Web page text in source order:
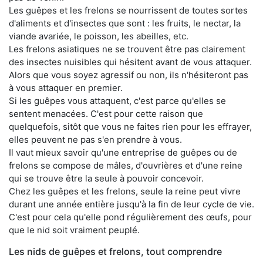
Les guêpes et les frelons se nourrissent de toutes sortes
d'aliments et d'insectes que sont : les fruits, le nectar, la
viande avariée, le poisson, les abeilles, etc.
Les frelons asiatiques ne se trouvent être pas clairement
des insectes nuisibles qui hésitent avant de vous attaquer.
Alors que vous soyez agressif ou non, ils n'hésiteront pas
à vous attaquer en premier.
Si les guêpes vous attaquent, c'est parce qu'elles se
sentent menacées. C'est pour cette raison que
quelquefois, sitôt que vous ne faites rien pour les effrayer,
elles peuvent ne pas s'en prendre à vous.
Il vaut mieux savoir qu'une entreprise de guêpes ou de
frelons se compose de mâles, d'ouvrières et d'une reine
qui se trouve être la seule à pouvoir concevoir.
Chez les guêpes et les frelons, seule la reine peut vivre
durant une année entière jusqu'à la fin de leur cycle de vie.
C'est pour cela qu'elle pond régulièrement des œufs, pour
que le nid soit vraiment peuplé.
Les nids de guêpes et frelons, tout comprendre